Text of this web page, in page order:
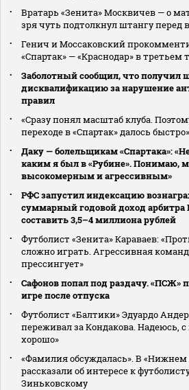
Вратарь «Зенита» Москвичев — о
зря чуть подтолкнул штангу
Генич и Моссаковский
«Спартак» — «Краснодар» в третьем
Заболотный сообщил, что получил
дисквалификацию за нарушение
правил
«Сразу понял масштаб клуба.
переходе в «Спартак» далось
Даку — болельщикам «Спартака»:
каким я был в «Рубине». Понимаю,
высокомерным и агрессивным»
РФС запустил индексацию
суммарный годовой доход
составить 3,5–4 миллиона рублей
Футболист «Зенита» Караваев:
сложно играть. Агрессивная
прессингует»
Сафонов попал под раздачу. «ПСЖ»
игре после отпуска
Футболист «Балтики» Эдуардо
переживал за Кондакова. Надеюсь,
хорошо»
«Фамилия обсуждалась». В «Нижнем
рассказали об интересе к
Зиньковскому